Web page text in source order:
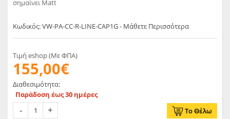
σημαίνει Matt
Κωδικός: VW-PA-CC-R-LINE-CAP1G - Μάθετε Περισσότερα
Τιμή eshop (Με ΦΠΑ)
155,00€
Διαθεσιμότητα:
Παράδοση έως 30 ημέρες
Το Θέλω